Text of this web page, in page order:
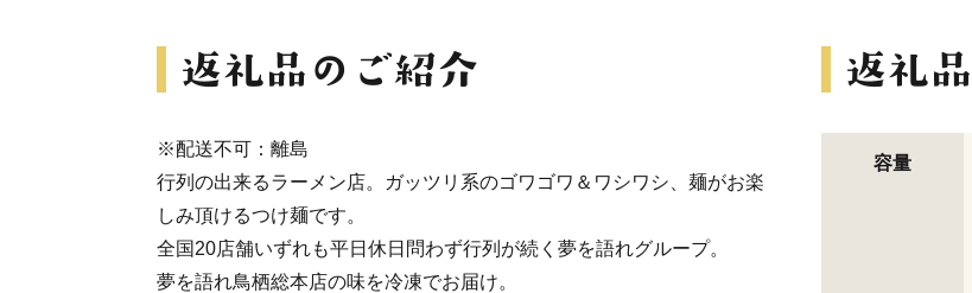
※配送不可：離島
行列の出来るラーメン店。ガッツリ系のゴワゴワ＆ワシワシ、麺がお楽
しみ頂けるつけ麺です。
全国20店舗いずれも平日休日問わず行列が続く夢を語れグループ。
夢を語れ鳥栖総本店の味を冷凍でお届け。
容量